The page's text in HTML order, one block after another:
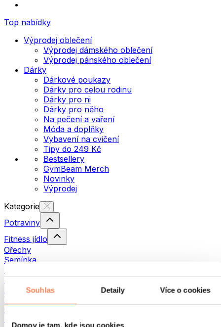
Souhlas Detaily Více o cookies
Domov je tam, kde jsou cookies
Top nabídky
Výprodej oblečení
Výprodej dámského oblečení
Výprodej pánského oblečení
Dárky
Dárkové poukazy
Dárky pro celou rodinu
Dárky pro ni
Dárky pro něho
Na pečení a vaření
Móda a doplňky
Vybavení na cvičení
Tipy do 249 Kč
Bestsellery
GymBeam Merch
Novinky
Výprodej
Kategorie
Potraviny
Fitness jídlo
Ořechy
Semínka
Ryby
Hotová jídla
Vajíčka
Chléb a pečivo